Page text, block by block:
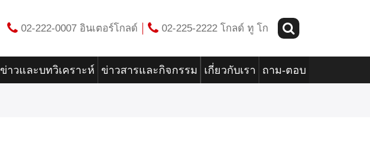
02-222-0007 อินเตอร์โกลด์ 02-225-2222 โกลด์ ทู โก
ข่าวและบทวิเคราะห์ ข่าวสารและกิจกรรม เกี่ยวกับเรา ถาม-ตอบ